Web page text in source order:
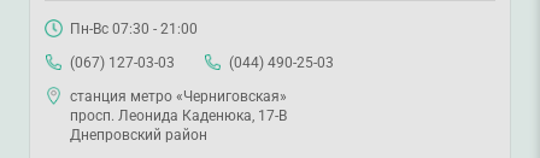
Пн-Вс 07:30 - 21:00
(067) 127-03-03
(044) 490-25-03
станция метро «Черниговская»
просп. Леонида Каденюка, 17-В
Днепровский район